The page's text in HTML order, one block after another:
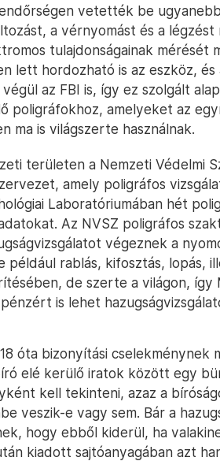
vetették be
a vérnyomást és a
tulajdonságainak mérését
lett hordozható is az eszköz,
az FBI is, így ez szolgált
poligráfokhoz, amelyeket az
ma is világszerte használnak.
területen a Nemzeti Védelmi
amely poligráfos
Laboratóriumában hét
Az NVSZ poligráfos
végeznek a
például rablás, kifosztás, lopás,
de szerte a világon, így
is lehet
óta bizonyítási cselekménynek
elé kerülő iratok között egy
kell tekinteni, azaz a
veszik-e vagy sem. Bár a
hogy ebből kiderül, ha
kiadott sajtóanyagában azt